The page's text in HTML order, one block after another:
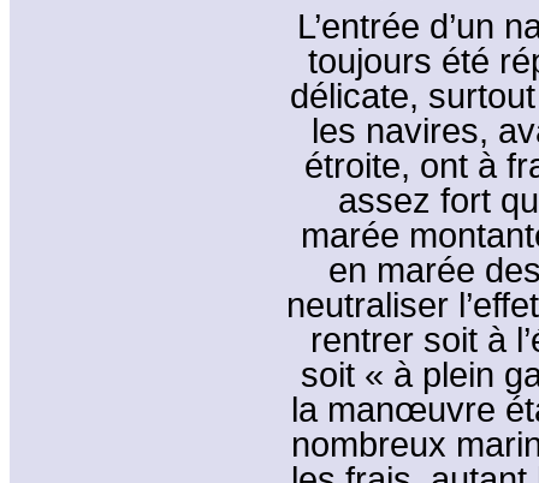
L’entrée d’un
toujours été
délicate,
les navires,
étroite, ont à
assez fort
marée
en marée
neutraliser
rentrer soit à
soit « à plein
la manœuvre
nombreux